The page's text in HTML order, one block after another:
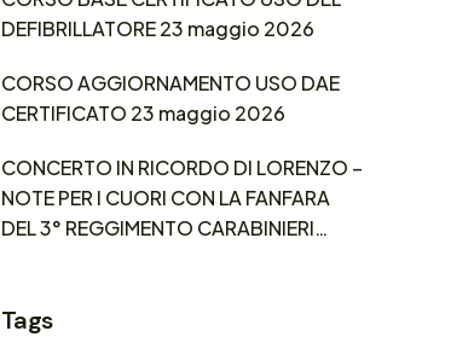
DEFIBRILLATORE 23 maggio 2026
CORSO AGGIORNAMENTO USO DAE
CERTIFICATO 23 maggio 2026
CONCERTO IN RICORDO DI LORENZO –
NOTE PER I CUORI CON LA FANFARA
DEL 3° REGGIMENTO CARABINIERI
Tags